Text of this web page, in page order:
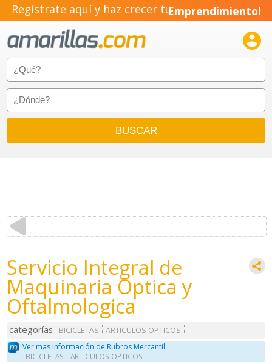
Regístrate aquí y haz crecer tuEmprendimiento!

Servicio Integral de
Maquinaria Optica y
Oftalmologica
categorías BICICLETAS
ARTICULOS OPTICOS
Ver mas información de Rubros Mercantil
BICICLETAS ARTICULOS OPTICOS